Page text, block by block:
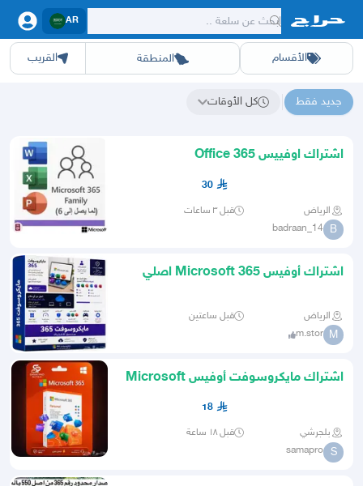
AR
الأقسام المنطقة القريب أجهزةعقار ديل وظائفالعابتدريب برمجةالحدائق الشرقيهجدهمكه المدينةالطايف حائلأبهاعسيرالباحة
جديد فقط كل الأوقات
اشتراك اوفييس Office 365
30
الرياض قبل ٣ ساعات
B
badraan_14
اشتراك أوفيس 365 Microsoft اصلي
الرياض قبل ساعتين
M
m.stor
اشتراك مايكروسوفت أوفيس Microsoft
18
بلجرشي قبل ١٨ ساعة
S
samapro